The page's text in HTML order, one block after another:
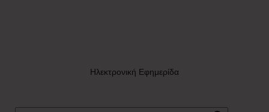
Ηλεκτρονική Εφημερίδα